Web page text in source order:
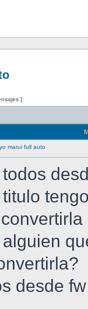
]
marui full auto
desde fw